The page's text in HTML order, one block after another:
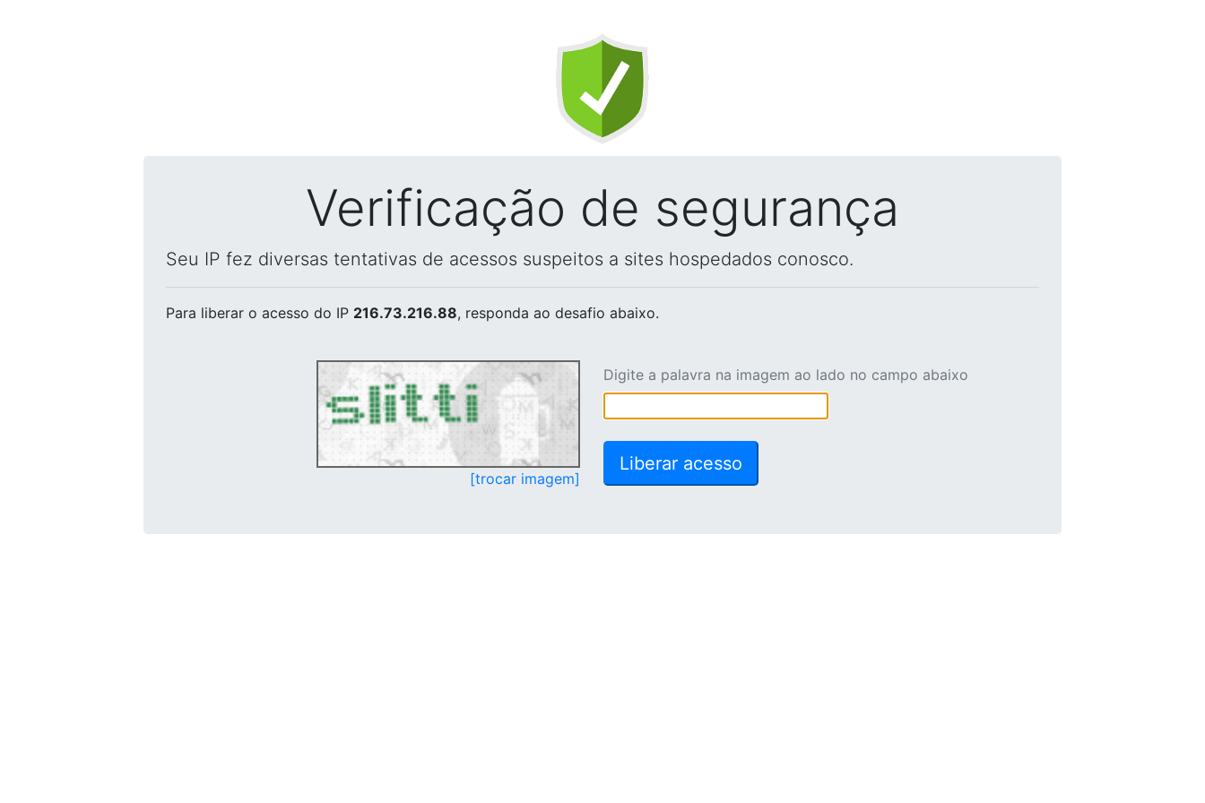
Verificação de segurança
Seu IP fez diversas tentativas de acessos suspeitos a sites hospedados conosco.
Para liberar o acesso do IP 216.73.216.88, responda ao desafio abaixo.
[trocar imagem]
Digite a palavra na imagem ao lado no campo abaixo